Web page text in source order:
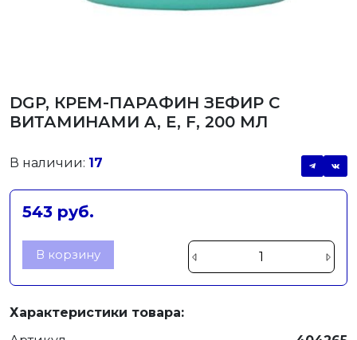
DGP, КРЕМ-ПАРАФИН ЗЕФИР С
ВИТАМИНАМИ A, E, F, 200 МЛ
В наличии: 17
543 руб.
В корзину
Характеристики товара: